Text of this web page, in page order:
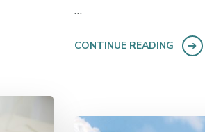
…
CONTINUE READING